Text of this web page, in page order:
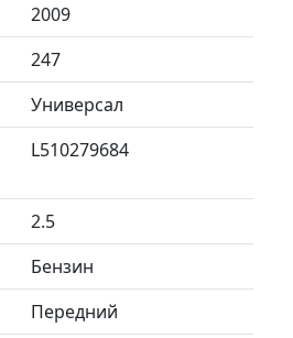
2009
247
Универсал
L510279684
2.5
Бензин
Передний